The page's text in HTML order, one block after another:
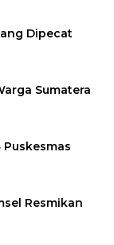
Dipecat
Sumatera
Resmikan